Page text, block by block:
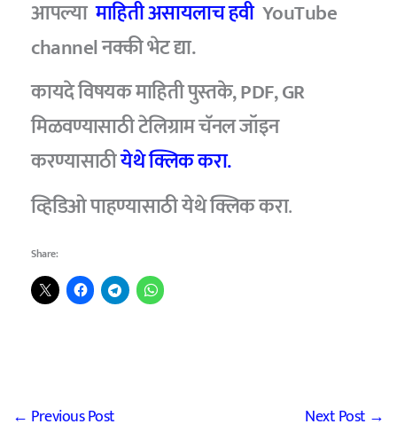
आपल्यामाहिती असायलाच हवी YouTube
channel नक्की भेट द्या.
कायदे विषयक माहिती पुस्तके, PDF, GR
मिळवण्यासाठी टेलिग्राम चॅनल जॉइन
करण्यासाठीयेथे क्लिक करा.
व्हिडिओ पाहण्यासाठीयेथे क्लिक करा.
Share:
← Previous Post Next Post →